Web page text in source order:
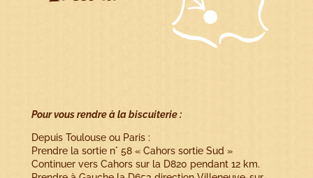
Pour vous rendre à la biscuiterie :
Depuis Toulouse ou Paris :
Prendre la sortie n° 58 « Cahors sortie Sud »
Continuer vers Cahors sur la D820 pendant 12 km.